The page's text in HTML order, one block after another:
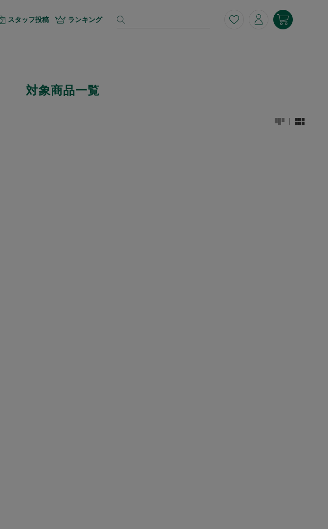
スタッフ投稿 ランキング
対象商品一覧